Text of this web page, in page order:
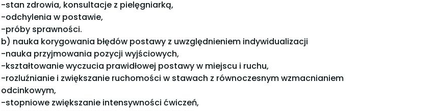
-stan zdrowia, konsultacje z pielęgniarką,
-odchylenia w postawie,
-próby sprawności.
b) nauka korygowania błędów postawy z uwzględnieniem indywidualizacji
-nauka przyjmowania pozycji wyjściowych,
-kształtowanie wyczucia prawidłowej postawy w miejscu i ruchu,
-rozluźnianie i zwiększanie ruchomości w stawach z równoczesnym wzmacnianiem
odcinkowym,
-stopniowe zwiększanie intensywności ćwiczeń,